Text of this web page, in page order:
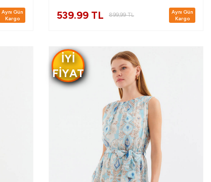
Aynı Gün
Kargo
539.99 TL 899,99TL
Aynı Gün
Kargo
IYI
FIYAT